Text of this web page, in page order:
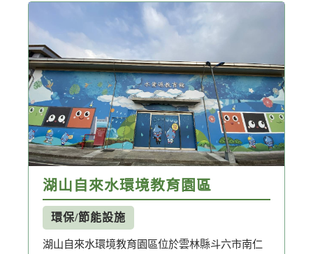
水土保持
節水 永續發展
溼地
湖山自來水環境教育園區
環保/節能設施
湖山自來水環境教育園區位於雲林縣斗六市南仁